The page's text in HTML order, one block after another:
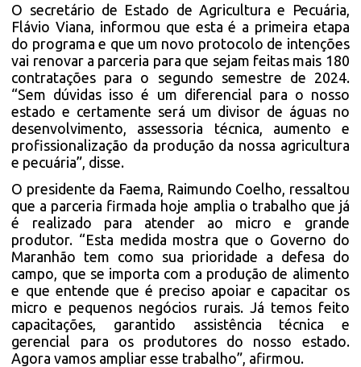
O secretário de Estado de Agricultura e Pecuária,
Flávio Viana, informou que esta é a primeira etapa
do programa e que um novo protocolo de intenções
vai renovar a parceria para que sejam feitas mais 180
contratações para o segundo semestre de 2024.
“Sem dúvidas isso é um diferencial para o nosso
estado e certamente será um divisor de águas no
desenvolvimento, assessoria técnica, aumento e
profissionalização da produção da nossa agricultura
e pecuária”, disse.
O presidente da Faema, Raimundo Coelho, ressaltou
que a parceria firmada hoje amplia o trabalho que já
é realizado para atender ao micro e grande
produtor. “Esta medida mostra que o Governo do
Maranhão tem como sua prioridade a defesa do
campo, que se importa com a produção de alimento
e que entende que é preciso apoiar e capacitar os
micro e pequenos negócios rurais. Já temos feito
capacitações, garantido assistência técnica e
gerencial para os produtores do nosso estado.
Agora vamos ampliar esse trabalho”, afirmou.